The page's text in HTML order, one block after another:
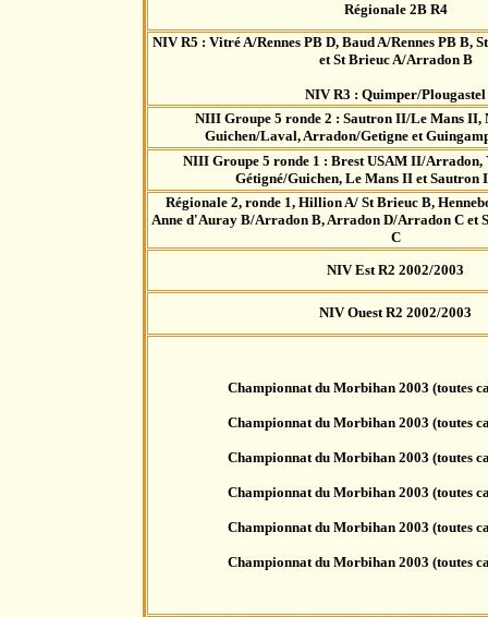
Régionale 2B R4
NIV R5 : Vitré A/Rennes PB D, Baud A/Rennes PB B,
et St Brieuc A/Arradon B
NIV R3 : Quimper/Plougastel
NIII Groupe 5 ronde 2 : Sautron II/Le Mans II,
Guichen/Laval, Arradon/Getigne et
NIII Groupe 5 ronde 1 : Brest USAM II/
Gétigné/Guichen, Le Mans II et Sautron
Régionale 2, ronde 1, Hillion A/ St Brieuc B,
Anne d'Auray B/Arradon B, Arradon D/Arradon C et
C
NIV Est R2 2002/2003
NIV Ouest R2 2002/2003
Championnat du Morbihan 2003 (toutes
Championnat du Morbihan 2003 (toutes
Championnat du Morbihan 2003 (toutes
Championnat du Morbihan 2003 (toutes
Championnat du Morbihan 2003 (toutes
Championnat du Morbihan 2003 (toutes